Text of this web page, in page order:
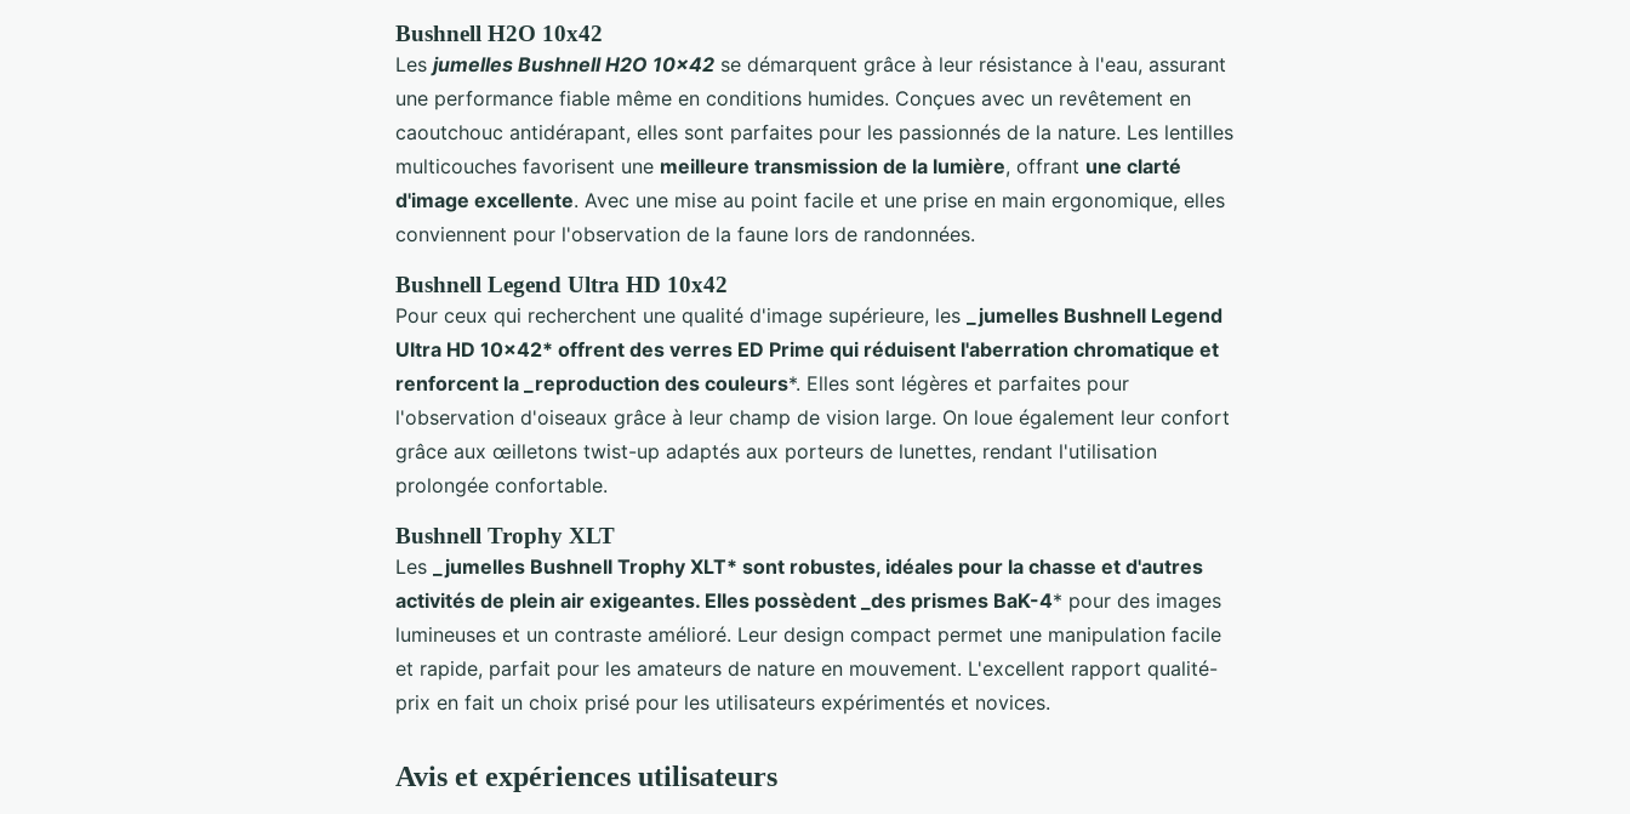
Bushnell H2O 10x42
Les jumelles Bushnell H2O 10x42 se démarquent grâce à leur résistance à l'eau, assurant
une performance fiable même en conditions humides. Conçues avec un revêtement en
caoutchouc antidérapant, elles sont parfaites pour les passionnés de la nature. Les lentilles
multicouches favorisent une meilleure transmission de la lumière, offrant une clarté
d'image excellente. Avec une mise au point facile et une prise en main ergonomique, elles
conviennent pour l'observation de la faune lors de randonnées.
Bushnell Legend Ultra HD 10x42
Pour ceux qui recherchent une qualité d'image supérieure, les
_jumelles Bushnell Legend
Ultra HD 10x42* offrent des verres ED Prime qui réduisent l'aberration chromatique et
renforcent la _reproduction des couleurs*. Elles sont légères et parfaites pour
l'observation d'oiseaux grâce à leur champ de vision large. On loue également leur confort
grâce aux œilletons twist-up adaptés aux porteurs de lunettes, rendant l'utilisation
prolongée confortable.
Bushnell Trophy XLT
Les
_jumelles Bushnell Trophy XLT* sont robustes, idéales pour la chasse et d'autres
activités de plein air exigeantes. Elles possèdent _des prismes BaK-4* pour des images
lumineuses et un contraste amélioré. Leur design compact permet une manipulation facile
et rapide, parfait pour les amateurs de nature en mouvement. L'excellent rapport qualité-
prix en fait un choix prisé pour les utilisateurs expérimentés et novices.
Avis et expériences utilisateurs